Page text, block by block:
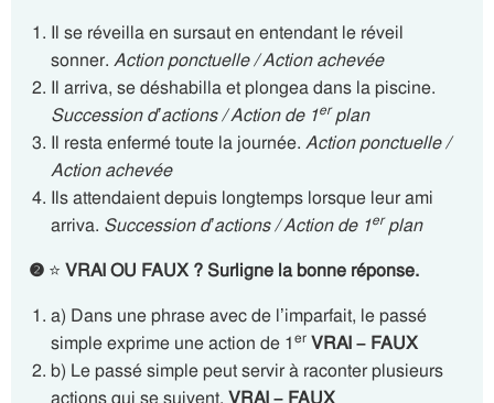
Il se réveilla en sursaut en entendant le réveil
sonner. Action ponctuelle / Action achevée
Il arriva, se déshabilla et plongea dans la piscine.
Succession d’actions / Action de 1erplan
Il resta enfermé toute la journée. Action ponctuelle /
Action achevée
Ils attendaient depuis longtemps lorsque leur ami
arriva. Succession d’actions / Action de 1erplan
❷ ⭐ VRAI OU FAUX ? Surligne la bonne réponse.
a) Dans une phrase avec de l’imparfait, le passé
simple exprime une action de 1er VRAI – FAUX
b) Le passé simple peut servir à raconter plusieurs
actions qui se suivent. VRAI – FAUX